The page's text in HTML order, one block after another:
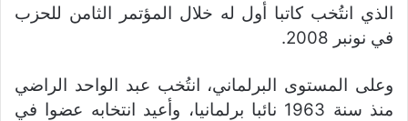
الذي انتُخب كاتبا أول له خلال المؤتمر الثامن للحزب
في نونبر 2008.
وعلى المستوى البرلماني، انتُخب عبد الواحد الراضي
منذ سنة 1963 نائبا برلمانيا، وأعيد انتخابه عضوا في